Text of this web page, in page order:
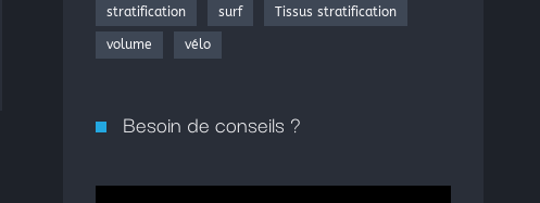
stratification surf Tissus stratification
volume vélo
Besoin de conseils ?